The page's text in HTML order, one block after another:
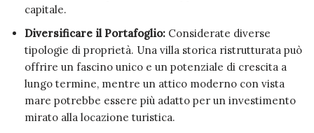
capitale.
Diversificare il Portafoglio: Considerate diverse
tipologie di proprietà. Una villa storica ristrutturata può
offrire un fascino unico e un potenziale di crescita a
lungo termine, mentre un attico moderno con vista
mare potrebbe essere più adatto per un investimento
mirato alla locazione turistica.